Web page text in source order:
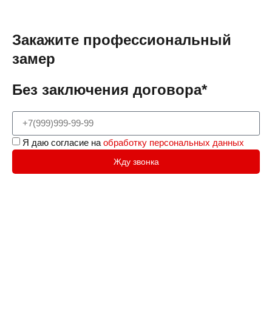
Закажите профессиональный
замер
Без заключения договора*
Я даю согласие на обработку персональных данных
Жду звонка